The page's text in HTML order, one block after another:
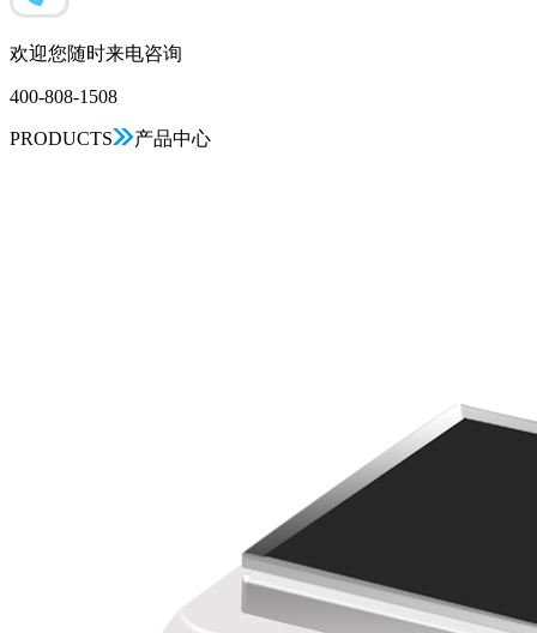
欢迎您随时来电咨询
400-808-1508
PRODUCTS 产品中心